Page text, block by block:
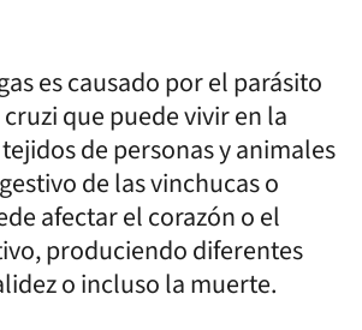
es causado por el parásito
que puede vivir en la
de personas y animales
de las vinchucas o
afectar el corazón o el
produciendo diferentes
o incluso la muerte.